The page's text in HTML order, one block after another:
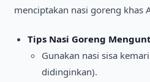
menciptakan nasi goreng khas
Tips Nasi Goreng
Gunakan nasi sisa
didinginkan).